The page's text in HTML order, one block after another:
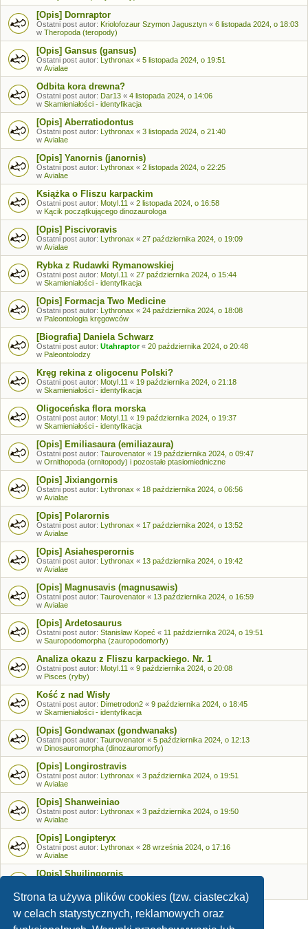
Strona ta używa plików cookies (tzw. ciasteczka)
w celach statystycznych, reklamowych oraz
[Opis] Dornraptor
Ostatni post autor: Kriolofozaur Szymon Jagusztyn « 6 listopada 2024, o 18:03
w Theropoda (teropody)
[Opis] Gansus (gansus)
Ostatni post autor: Lythronax « 5 listopada 2024, o 19:51
w Avialae
Odbita kora drewna?
Ostatni post autor: Dar13 « 4 listopada 2024, o 14:06
w Skamieniałości - identyfikacja
[Opis] Aberratiodontus
Ostatni post autor: Lythronax « 3 listopada 2024, o 21:40
w Avialae
[Opis] Yanornis (janornis)
Ostatni post autor: Lythronax « 2 listopada 2024, o 22:25
w Avialae
Książka o Fliszu karpackim
Ostatni post autor: Motyl.11 « 2 listopada 2024, o 16:58
w Kącik początkującego dinozaurologa
[Opis] Piscivoravis
Ostatni post autor: Lythronax « 27 października 2024, o 19:09
w Avialae
Rybka z Rudawki Rymanowskiej
Ostatni post autor: Motyl.11 « 27 października 2024, o 15:44
w Skamieniałości - identyfikacja
[Opis] Formacja Two Medicine
Ostatni post autor: Lythronax « 24 października 2024, o 18:08
w Paleontologia kręgowców
[Biografia] Daniela Schwarz
Ostatni post autor: Utahraptor« 20 października 2024, o 20:48
w Paleontolodzy
Kręg rekina z oligocenu Polski?
Ostatni post autor: Motyl.11 « 19 października 2024, o 21:18
w Skamieniałości - identyfikacja
Oligoceńska flora morska
Ostatni post autor: Motyl.11 « 19 października 2024, o 19:37
w Skamieniałości - identyfikacja
[Opis] Emiliasaura (emiliazaura)
Ostatni post autor: Taurovenator « 19 października 2024, o 09:47
w Ornithopoda (ornitopody) i pozostałe ptasiomiedniczne
[Opis] Jixiangornis
Ostatni post autor: Lythronax « 18 października 2024, o 06:56
w Avialae
[Opis] Polarornis
Ostatni post autor: Lythronax « 17 października 2024, o 13:52
w Avialae
[Opis] Asiahesperornis
Ostatni post autor: Lythronax « 13 października 2024, o 19:42
w Avialae
[Opis] Magnusavis (magnusawis)
Ostatni post autor: Taurovenator « 13 października 2024, o 16:59
w Avialae
[Opis] Ardetosaurus
Ostatni post autor: Stanisław Kopeć « 11 października 2024, o 19:51
w Sauropodomorpha (zauropodomorfy)
Analiza okazu z Fliszu karpackiego. Nr. 1
Ostatni post autor: Motyl.11 « 9 października 2024, o 20:08
w Pisces (ryby)
Kość z nad Wisły
Ostatni post autor: Dimetrodon2 « 9 października 2024, o 18:45
w Skamieniałości - identyfikacja
[Opis] Gondwanax (gondwanaks)
Ostatni post autor: Taurovenator « 5 października 2024, o 12:13
w Dinosauromorpha (dinozauromorfy)
[Opis] Longirostravis
Ostatni post autor: Lythronax « 3 października 2024, o 19:51
w Avialae
[Opis] Shanweiniao
Ostatni post autor: Lythronax « 3 października 2024, o 19:50
w Avialae
[Opis] Longipteryx
Ostatni post autor: Lythronax « 28 września 2024, o 17:16
w Avialae
[Opis] Shuilingornis